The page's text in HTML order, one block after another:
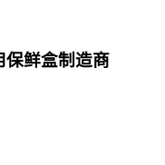
保鲜盒制造商